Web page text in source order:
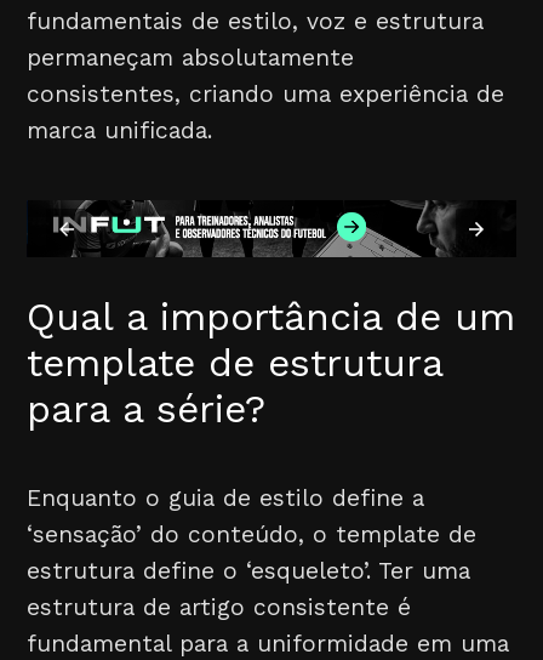
fundamentais de estilo, voz e estrutura
permaneçam absolutamente
consistentes, criando uma experiência de
marca unificada.
Qual a importância de um
template de estrutura
para a série?
Enquanto o guia de estilo define a
‘sensação’ do conteúdo, o template de
estrutura define o ‘esqueleto’. Ter uma
estrutura de artigo consistente é
fundamental para a uniformidade em uma